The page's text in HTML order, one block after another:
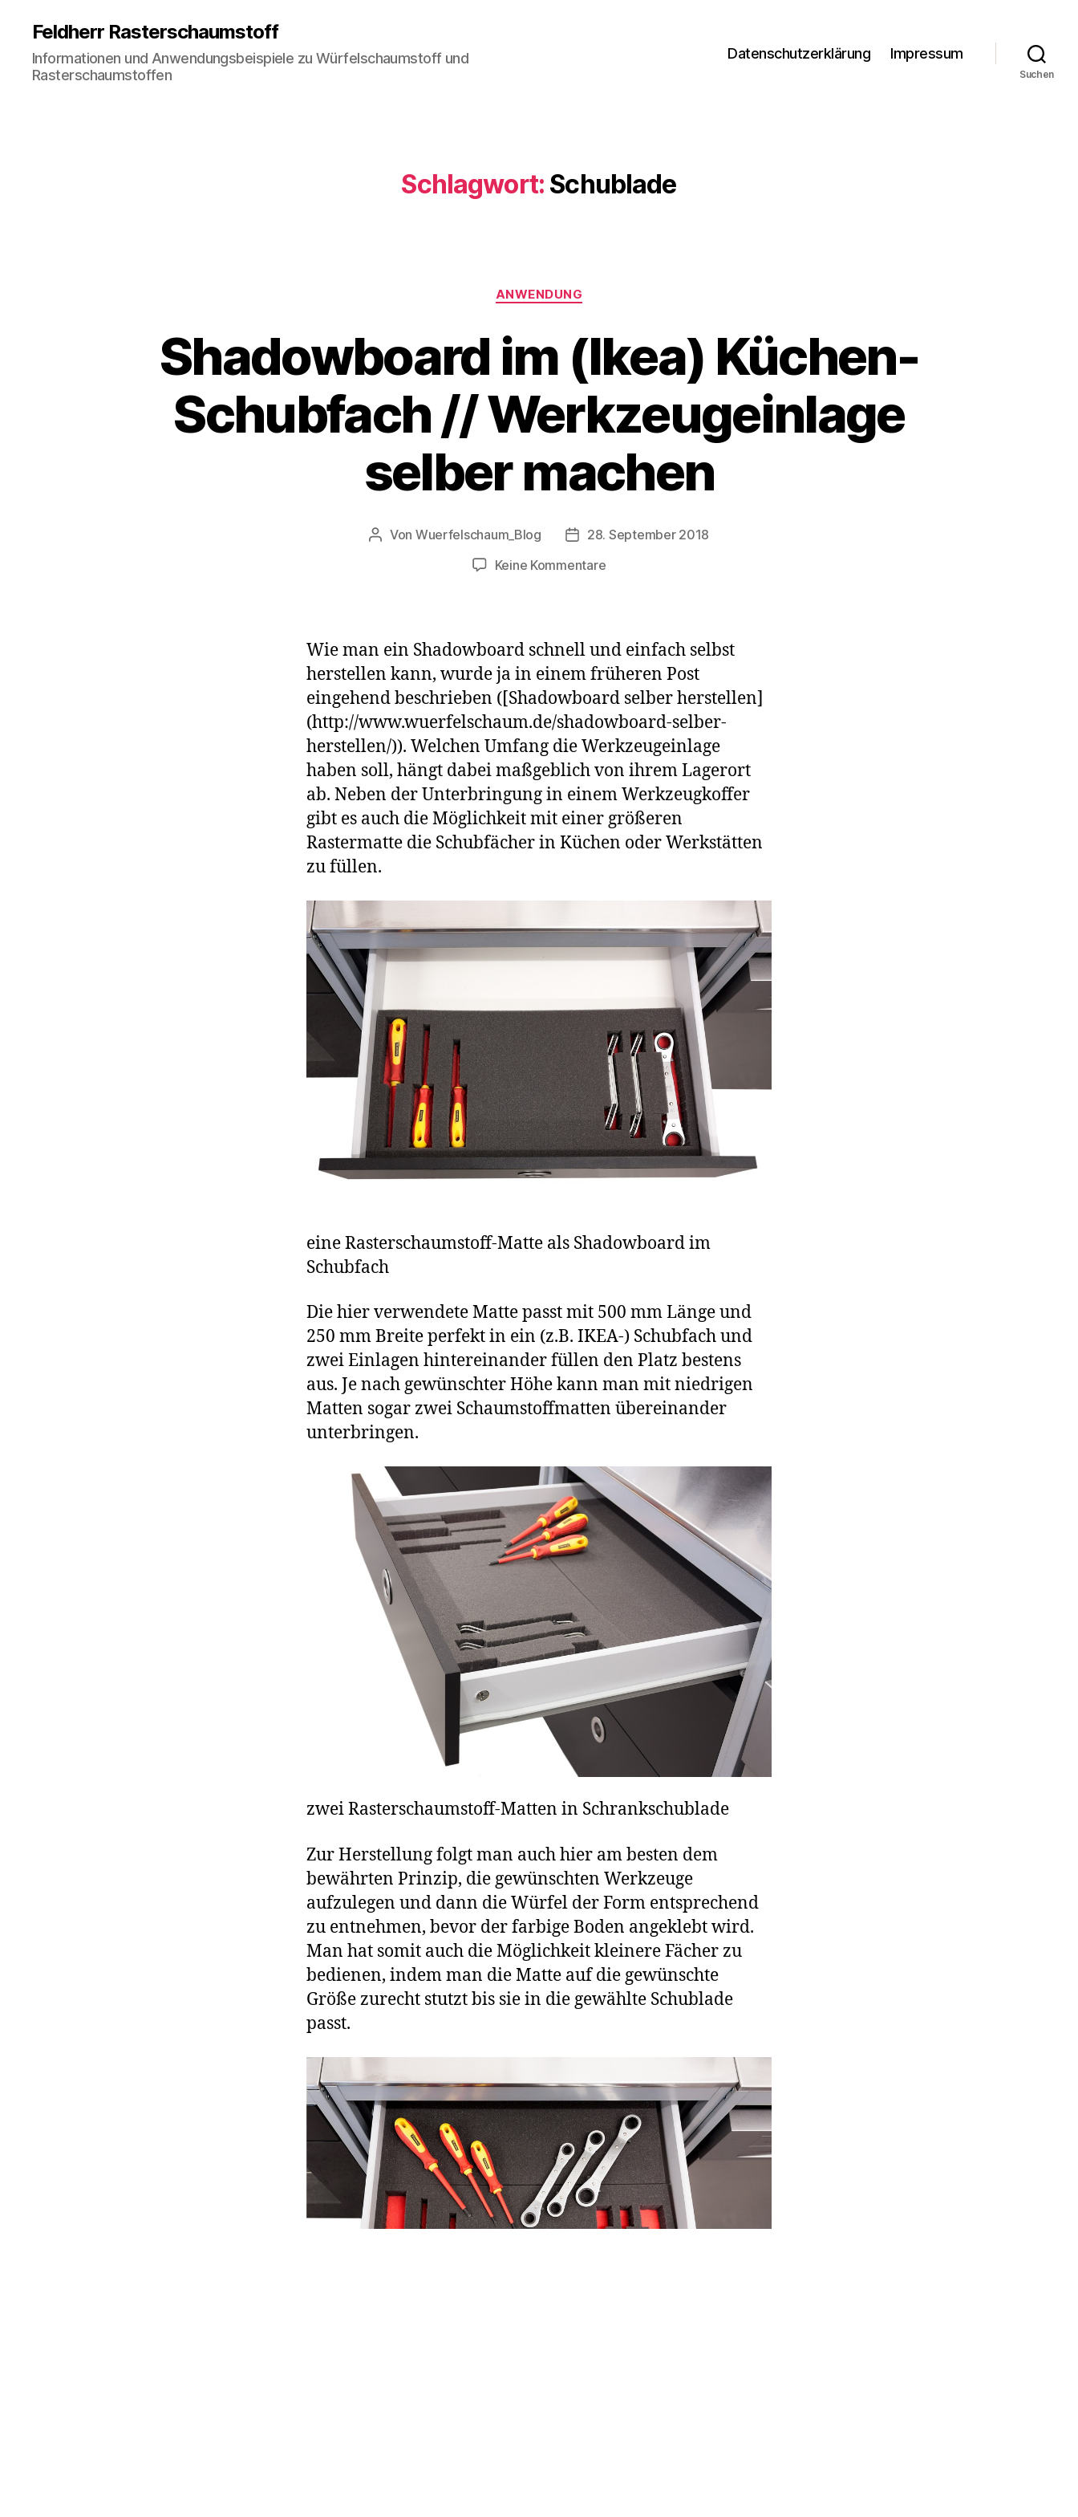
Feldherr Rasterschaumstoff
Informationen und Anwendungsbeispiele zu Würfelschaumstoff und
Rasterschaumstoffen
Datenschutzerklärung Impressum
Suchen
Schlagwort: Schublade
Kategorien
ANWENDUNG
Shadowboard im (Ikea) Küchen-
Schubfach // Werkzeugeinlage
selber machen
Beitragsautor
Von Wuerfelschaum_Blog Veröffentlichungsdatum
28. September 2018
Keine Kommentarezu
Küchen-
Schubfach
//
Werkzeugeinlage
selber
machen
Wie man ein Shadowboard schnell und einfach selbst
herstellen kann, wurde ja in einem früheren Post
eingehend beschrieben ([Shadowboard selber herstellen]
(http://www.wuerfelschaum.de/shadowboard-selber-
herstellen/)). Welchen Umfang die Werkzeugeinlage
haben soll, hängt dabei maßgeblich von ihrem Lagerort
ab. Neben der Unterbringung in einem Werkzeugkoffer
gibt es auch die Möglichkeit mit einer größeren
Rastermatte die Schubfächer in Küchen oder Werkstätten
zu füllen.
eine Rasterschaumstoff-Matte als Shadowboard im
Schubfach
Die hier verwendete Matte passt mit 500 mm Länge und
250 mm Breite perfekt in ein (z.B. IKEA-) Schubfach und
zwei Einlagen hintereinander füllen den Platz bestens
aus. Je nach gewünschter Höhe kann man mit niedrigen
Matten sogar zwei Schaumstoffmatten übereinander
unterbringen.
zwei Rasterschaumstoff-Matten in Schrankschublade
Zur Herstellung folgt man auch hier am besten dem
bewährten Prinzip, die gewünschten Werkzeuge
aufzulegen und dann die Würfel der Form entsprechend
zu entnehmen, bevor der farbige Boden angeklebt wird.
Man hat somit auch die Möglichkeit kleinere Fächer zu
bedienen, indem man die Matte auf die gewünschte
Größe zurecht stutzt bis sie in die gewählte Schublade
passt.